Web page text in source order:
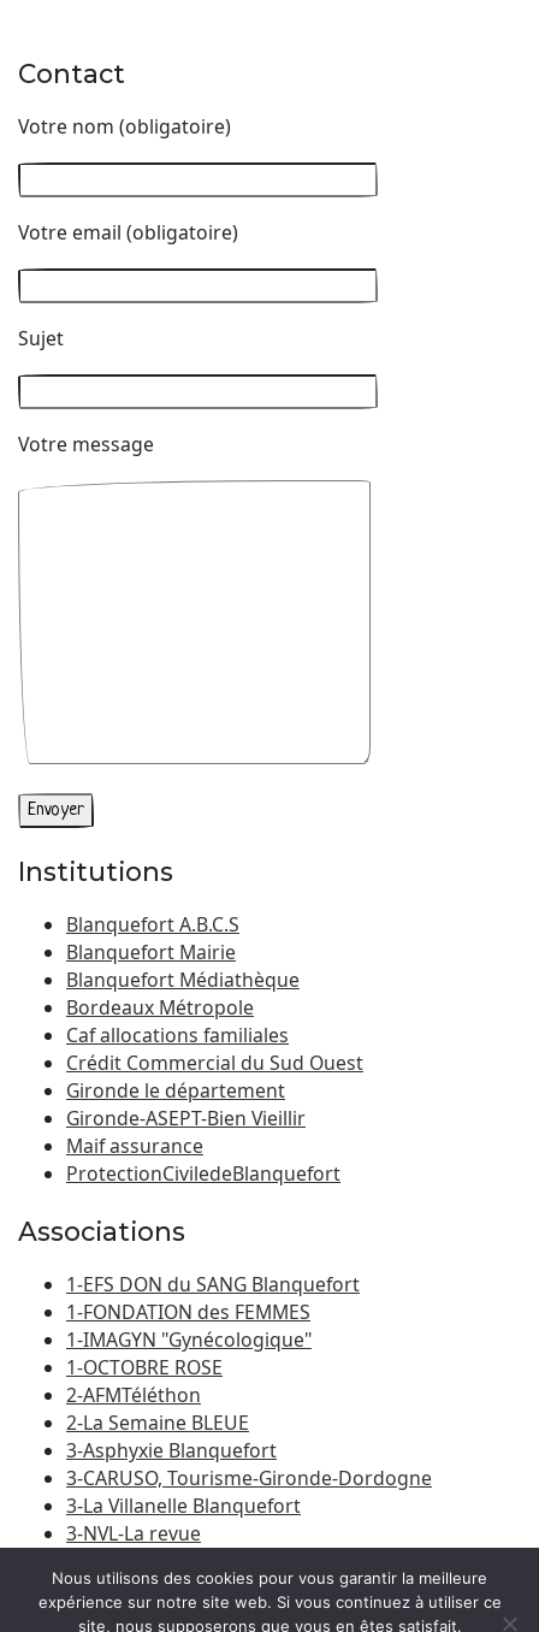
Contact
Votre nom (obligatoire)
Votre email (obligatoire)
Sujet
Votre message
Institutions
Blanquefort A.B.C.S
Blanquefort Mairie
Blanquefort Médiathèque
Bordeaux Métropole
Caf allocations familiales
Crédit Commercial du Sud Ouest
Gironde le département
Gironde-ASEPT-Bien Vieillir
Maif assurance
ProtectionCiviledeBlanquefort
Associations
1-EFS DON du SANG Blanquefort
1-FONDATION des FEMMES
1-IMAGYN "Gynécologique"
1-OCTOBRE ROSE
2-AFMTéléthon
2-La Semaine BLEUE
3-Asphyxie Blanquefort
3-CARUSO, Tourisme-Gironde-Dordogne
3-La Villanelle Blanquefort
3-NVL-La revue
Nous utilisons des cookies pour vous garantir la meilleure
expérience sur notre site web. Si vous continuez à utiliser ce
site, nous supposerons que vous en êtes satisfait.